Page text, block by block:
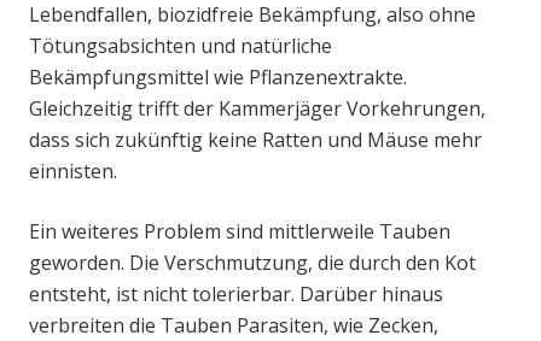
Lebendfallen, biozidfreie Bekämpfung, also ohne
Tötungsabsichten und natürliche
Bekämpfungsmittel wie Pflanzenextrakte.
Gleichzeitig trifft der Kammerjäger Vorkehrungen,
dass sich zukünftig keine Ratten und Mäuse mehr
einnisten.
Ein weiteres Problem sind mittlerweile Tauben
geworden. Die Verschmutzung, die durch den Kot
entsteht, ist nicht tolerierbar. Darüber hinaus
verbreiten die Tauben Parasiten, wie Zecken,